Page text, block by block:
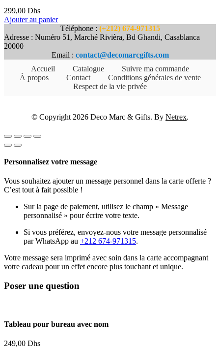
299,00 Dhs
Ajouter au panier
Téléphone : (+212) 674-971315
Adresse : Numéro 51, Marché Rivièra, Bd Ghandi, Casablanca
20000
Email : contact@decomarcgifts.com
Accueil
Catalogue
Suivre ma commande
À propos
Contact
Conditions générales de vente
Respect de la vie privée
© Copyright 2026 Deco Marc & Gifts. By Netrex.
Personnalisez votre message
Vous souhaitez ajouter un message personnel dans la carte offerte ?
C’est tout à fait possible !
Sur la page de paiement, utilisez le champ « Message
personnalisé » pour écrire votre texte.
Si vous préférez, envoyez-nous votre message personnalisé
par WhatsApp au +212 674-971315.
Votre message sera imprimé avec soin dans la carte accompagnant
votre cadeau pour un effet encore plus touchant et unique.
Poser une question
Tableau pour bureau avec nom
249,00 Dhs